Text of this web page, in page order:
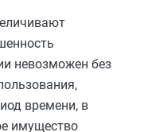
невозможен без
времени, в
имущество